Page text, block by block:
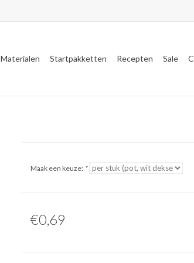
Materialen Startpakketten Recepten Sale
Maak een keuze: *
€0,69